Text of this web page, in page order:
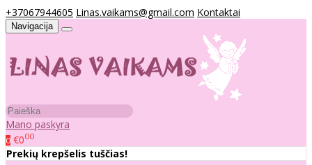
+37067944605 Linas.vaikams@gmail.com Kontaktai
Navigacija
Mano paskyra
0 €000
Prekių krepšelis tuščias!